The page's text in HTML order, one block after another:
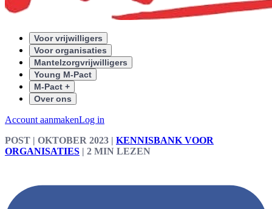
Voor vrijwilligers
Voor organisaties
Mantelzorgvrijwilligers
Young M-Pact
M-Pact +
Over ons
Account aanmakenLog in
POST | OKTOBER 2023 | KENNISBANK VOOR
ORGANISATIES | 2 MIN LEZEN